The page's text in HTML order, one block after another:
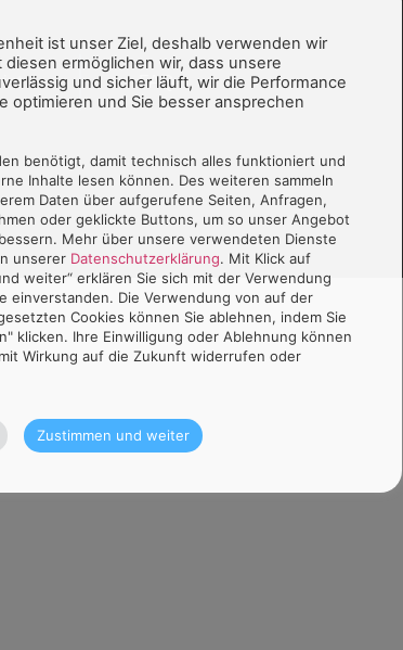
FAQ
ist unser Ziel, deshalb verwenden wir
diesen ermöglichen wir, dass unsere
und sicher läuft, wir die Performance
optimieren und Sie besser ansprechen
benötigt, damit technisch alles funktioniert und
Inhalte lesen können. Des weiteren sammeln
Daten über aufgerufene Seiten, Anfragen,
oder geklickte Buttons, um so unser Angebot
Mehr über unsere verwendeten Dienste
unserer Datenschutzerklärung. Mit Klick auf
weiter“ erklären Sie sich mit der Verwendung
einverstanden. Die Verwendung von auf der
Cookies können Sie ablehnen, indem Sie
klicken. Ihre Einwilligung oder Ablehnung können
Wirkung auf die Zukunft widerrufen oder
Zustimmen und weiter